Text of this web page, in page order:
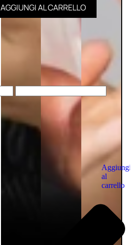
Aggiungi
al
carrello
AGGIUNGI AL CARRELLO